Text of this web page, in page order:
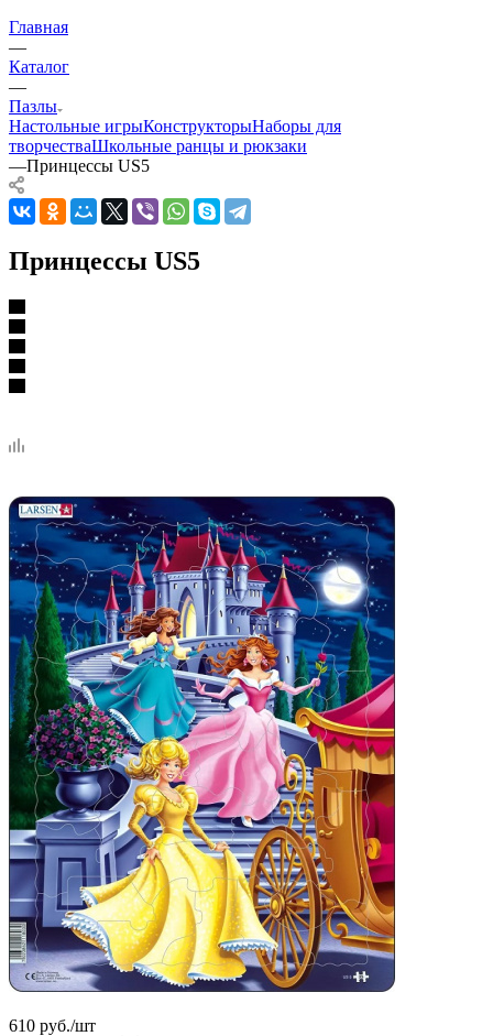
Главная
—
Каталог
—
Пазлы
Настольные игрыКонструкторыНаборы для
творчестваШкольные ранцы и рюкзаки
—Принцессы US5
Принцессы US5
610 руб./шт